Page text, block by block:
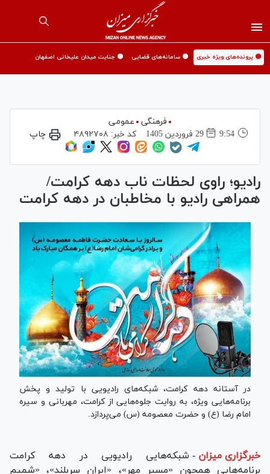
🟡 پرونده‌های ویژه خبری 🟡 سامانه‌های قضایی 🟡 جنایت میدان علیخانی اصفهان
فرهنگی
عمومی
9:54
29 فروردين 1405 کد خبر: ۴۸۹۲۷۰۸ چاپ
رادیو؛ راوی لحظات ناب دهه کرامت/
همراهی رادیو با مخاطبان در دهه کرامت
در آستانه دهه کرامت، شبکه‌های رادیویی با تولید و پخش
برنامه‌هایی ویژه، به روایت جلوه‌هایی از کرامت، مهربانی و سیره
امام رضا (ع) و حضرت معصومه (س) می‌پردازد.
خبرگزاری میزان - شبکه‌هایی رادیویی در دهه کرامت
برنامه‌هایی همچون «مسیر مهر»، «ایران سربلند»، «شمیم